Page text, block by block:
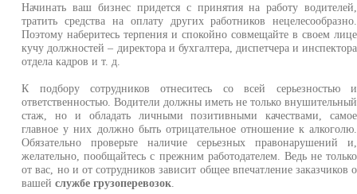
Начинать ваш бизнес придется с принятия на работу водителей,
тратить средства на оплату других работников нецелесообразно.
Поэтому наберитесь терпения и спокойно совмещайте в своем лице
кучу должностей – директора и бухгалтера, диспетчера и инспектора
отдела кадров и т. д.
К подбору сотрудников отнеситесь со всей серьезностью и
ответственностью. Водители должны иметь не только внушительный
стаж, но и обладать личными позитивными качествами, самое
главное у них должно быть отрицательное отношение к алкоголю.
Обязательно проверьте наличие серьезных правонарушений и,
желательно, пообщайтесь с прежним работодателем. Ведь не только
от вас, но и от сотрудников зависит общее впечатление заказчиков о
вашейслужбе грузоперевозок